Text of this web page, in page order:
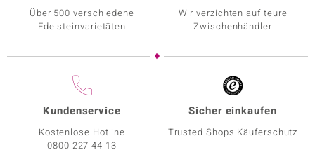
Über 500 verschiedene
Edelsteinvarietäten
Wir verzichten auf teure
Zwischenhändler
Kundenservice
Kostenlose Hotline
0800 227 44 13
Sicher einkaufen
Trusted Shops Käuferschutz